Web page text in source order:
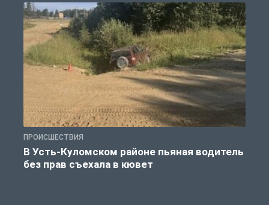
ПРОИСШЕСТВИЯ
В Усть-Куломском районе пьяная водитель
без прав съехала в кювет